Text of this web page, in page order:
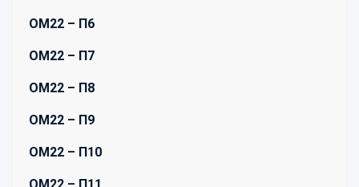
OM22 – П6
OM22 – П7
OM22 – П8
OM22 – П9
OM22 – П10